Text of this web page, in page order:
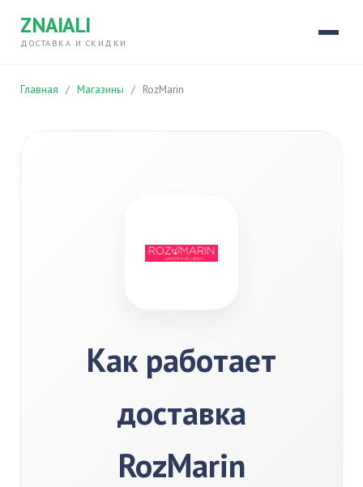
ZNAIALI
ДОСТАВКА И СКИДКИ
Главная / Магазины / RozMarin
Как работает
доставка
RozMarin